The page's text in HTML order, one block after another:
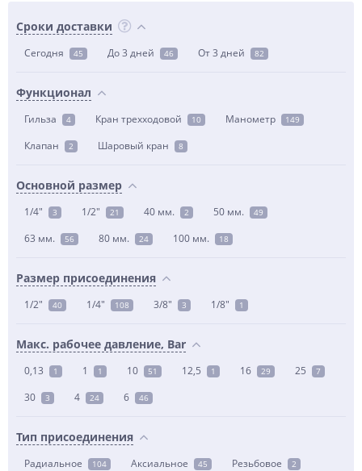
Сроки доставки
Сегодня 45 До 3 дней 46 От 3 дней 82
Функционал
Гильза 4 Кран трехходовой 10 Манометр 149
Клапан 2 Шаровый кран 8
Основной размер
1/4" 3 1/2" 21 40 мм. 2 50 мм. 49
63 мм. 56 80 мм. 24 100 мм. 18
Размер присоединения
1/2" 40 1/4" 108 3/8" 3 1/8" 1
Макс. рабочее давление, Bar
0,13 1 1 1 10 51 12,5 1 16 29 25 7
30 3 4 24 6 46
Тип присоединения
Радиальное 104 Аксиальное 45 Резьбовое 2